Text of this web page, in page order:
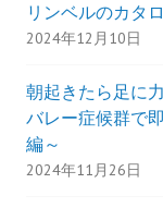
リンベルのカタ
2024年12月10日
朝起きたら足に
バレー症候群で
編～
2024年11月26日